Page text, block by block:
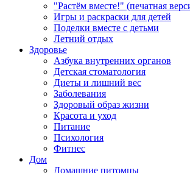
"Растём вместе!" (печатная
Игры и раскраски для детей
Поделки вместе с детьми
Летний отдых
Здоровье
Азбука внутренних органов
Детская стоматология
Диеты и лишний вес
Заболевания
Здоровый образ жизни
Красота и уход
Питание
Психология
Фитнес
Дом
Домашние питомцы